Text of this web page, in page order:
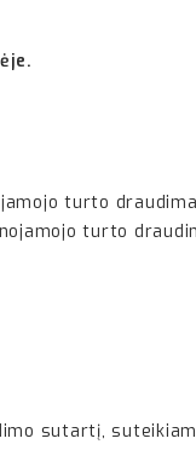
turto
turto
sutartį,